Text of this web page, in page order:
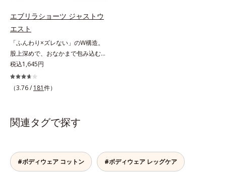
エブリラショーツ ジャストウ
エスト
「ふんわり×ズレない」のW構造。
股上深めで、おなかまで包み込む。
肌ストレスのない究極のリラックス
感たっぷりの布分量を使った立体設
計でヒップをすっぽり包み込み、ズ
へのやさしさ」と「フィット感」を
同時に実現。脇の縫い目やタグもな
は股上が深めで、おなかまですっぽ
り包み込みます。※エブリラショー
税込1,645円
（3.76 / 181件）
関連タグで探す
#ボディウェア コットン #ボディウェア レッグケア